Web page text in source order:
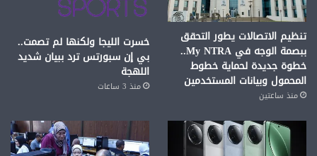
تنظيم الاتصالات يطور التحقق
ببصمة الوجه في My NTRA..
خطوة جديدة لحماية خطوط
المحمول وبيانات المستخدمين
منذ ساعتين
خسرت الليجا ولكنها لم تصمت..
بي إن سبورتس ترد ببيان شديد
اللهجة
منذ 3 ساعات